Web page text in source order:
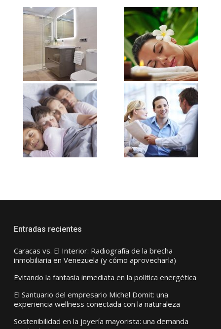
Entradas recientes
Caracas vs. El Interior: Radiografía de la brecha
inmobiliaria en Venezuela (y cómo aprovecharla)
Evitando la fantasía inmediata en la política energética
El Santuario del empresario Michel Domit: una
experiencia wellness conectada con la naturaleza
Sostenibilidad en la joyería mayorista: una demanda